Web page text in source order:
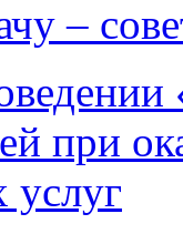
–
при
услуг